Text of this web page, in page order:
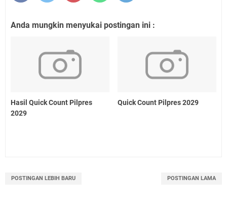
Anda mungkin menyukai postingan ini :
Hasil Quick Count Pilpres
2029
Quick Count Pilpres 2029
POSTINGAN LEBIH BARU POSTINGAN LAMA